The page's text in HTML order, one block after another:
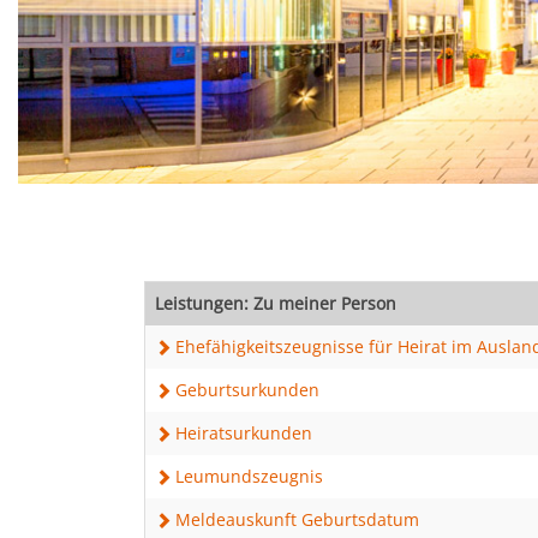
Leistungen: Zu meiner Person
Ehefähigkeitszeugnisse für Heirat im
Geburtsurkunden
Heiratsurkunden
Leumundszeugnis
Meldeauskunft Geburtsdatum